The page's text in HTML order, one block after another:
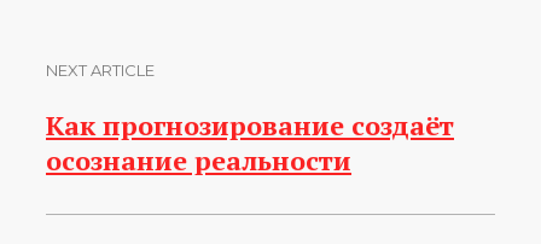
NEXT ARTICLE
Как прогнозирование создаёт
осознание реальности